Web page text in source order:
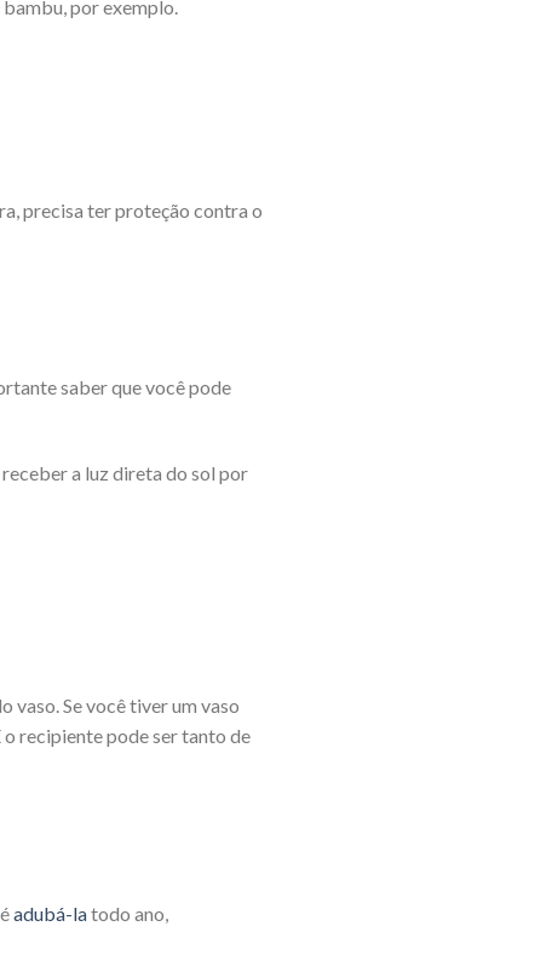
bambu, por exemplo.
precisa ter proteção contra o
saber que você pode
receber a luz direta do sol por
vaso. Se você tiver um vaso
recipiente pode ser tanto de
adubá-latodo ano,